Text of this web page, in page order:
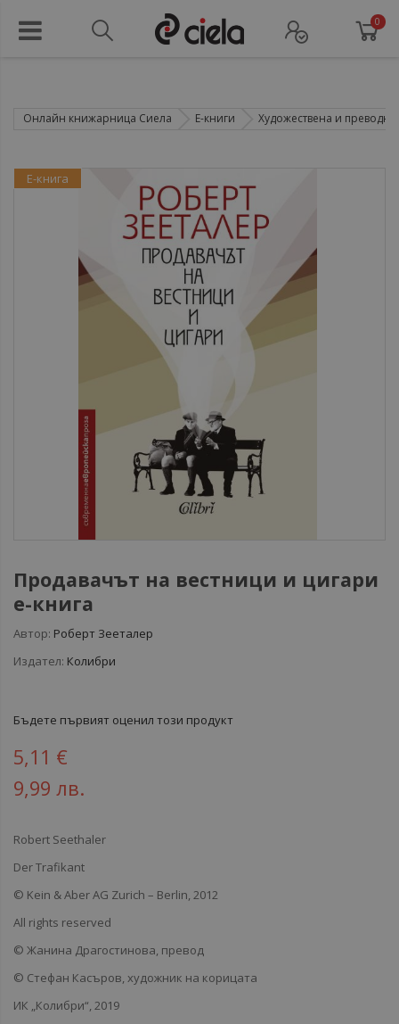
0
Онлайн книжарница Сиела Е-книги Художествена и преводна
Продавачът на вестници и цигари
е-книга
Автор: Роберт Зееталер
Издател: Колибри
Бъдете първият оценил този продукт
5,11 €
9,99 лв.
Robert Seethaler
Der Trafikant
© Kein & Aber AG Zurich – Berlin, 2012
All rights reserved
© Жанина Драгостинова, превод
© Стефан Касъров, художник на корицата
ИК „Колибри“, 2019
Е-книга